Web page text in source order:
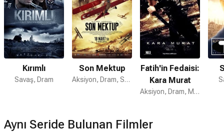
Bordo Bereliler 2: Afrin devam filmi var mı?
Hayır. Devam filmi bulunmamaktadır.Bordo Bereliler Suriye
önceki filmidir.
Kırımlı
Savaş, Dram
Son Mektup
Aksiyon, Dram, Savaş
Fatih'in Fedaisi:
Kara Murat
Aksiyon, Dram, Macera
Aynı Seride Bulunan Filmler